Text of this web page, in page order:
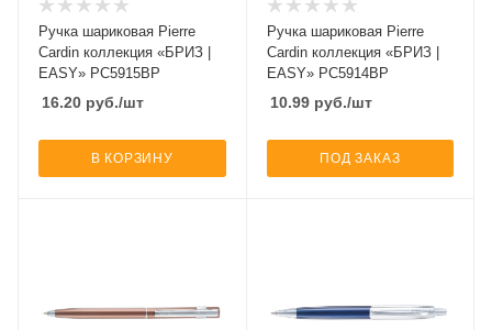
Ручка шариковая Pierre
Cardin коллекция «БРИЗ |
EASY» PC5915BP
16.20 руб./шт
В КОРЗИНУ
Ручка шариковая Pierre
Cardin коллекция «БРИЗ |
EASY» PC5914BP
10.99руб./шт
ПОД ЗАКАЗ